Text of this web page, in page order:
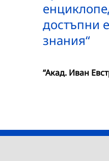
достъпни
знания“
“Акад. Иван